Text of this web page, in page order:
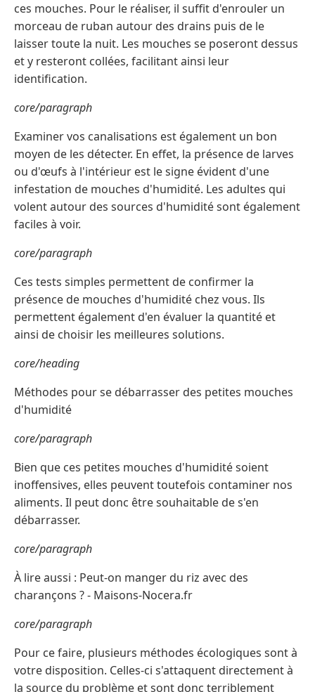
ces mouches. Pour le réaliser, il suffit d'enrouler un
morceau de ruban autour des drains puis de le
laisser toute la nuit. Les mouches se poseront dessus
et y resteront collées, facilitant ainsi leur
identification.
core/paragraph
Examiner vos canalisations est également un bon
moyen de les détecter. En effet, la présence de larves
ou d'œufs à l'intérieur est le signe évident d'une
infestation de mouches d'humidité. Les adultes qui
volent autour des sources d'humidité sont également
faciles à voir.
core/paragraph
Ces tests simples permettent de confirmer la
présence de mouches d'humidité chez vous. Ils
permettent également d'en évaluer la quantité et
ainsi de choisir les meilleures solutions.
core/heading
Méthodes pour se débarrasser des petites mouches
d'humidité
core/paragraph
Bien que ces petites mouches d'humidité soient
inoffensives, elles peuvent toutefois contaminer nos
aliments. Il peut donc être souhaitable de s'en
débarrasser.
core/paragraph
À lire aussi : Peut-on manger du riz avec des
charançons ? - Maisons-Nocera.fr
core/paragraph
Pour ce faire, plusieurs méthodes écologiques sont à
votre disposition. Celles-ci s'attaquent directement à
la source du problème et sont donc terriblement